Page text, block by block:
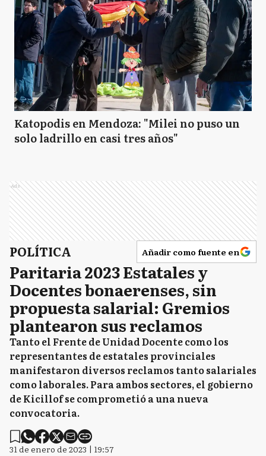
Katopodis en Mendoza: "Milei no puso un
solo ladrillo en casi tres años"
Ads
POLÍTICA Añadir como fuente en
Paritaria 2023 Estatales y
Docentes bonaerenses, sin
propuesta salarial: Gremios
plantearon sus reclamos
Tanto el Frente de Unidad Docente como los
representantes de estatales provinciales
manifestaron diversos reclamos tanto salariales
como laborales. Para ambos sectores, el gobierno
de Kicillof se comprometió a una nueva
convocatoria.
31 de enero de 2023 | 19:57